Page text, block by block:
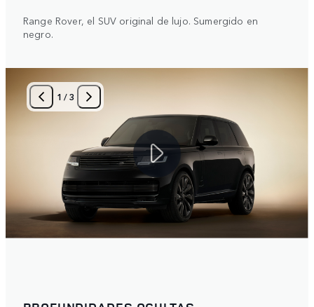
Range Rover, el SUV original de lujo. Sumergido en
negro.
1 /3